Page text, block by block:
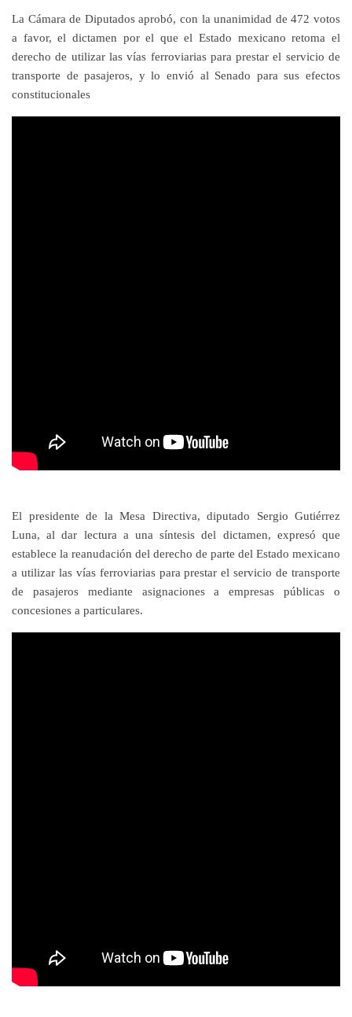
La Cámara de Diputados aprobó, con la unanimidad de 472 votos
a favor, el dictamen por el que el Estado mexicano retoma el
derecho de utilizar las vías ferroviarias para prestar el servicio de
transporte de pasajeros, y lo envió al Senado para sus efectos
constitucionales
El presidente de la Mesa Directiva, diputado Sergio Gutiérrez
Luna, al dar lectura a una síntesis del dictamen, expresó que
establece la reanudación del derecho de parte del Estado mexicano
a utilizar las vías ferroviarias para prestar el servicio de transporte
de pasajeros mediante asignaciones a empresas públicas o
concesiones a particulares.